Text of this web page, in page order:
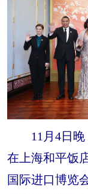
11月4日晚
在上海和平饭
国际进口博览